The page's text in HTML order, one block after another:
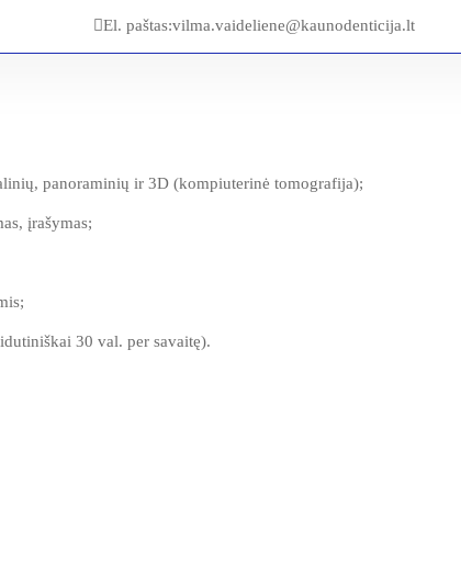
El. paštas:vilma.vaideliene@kaunodenticija.lt
panoraminių ir 3D (kompiuterinė tomografija);
įrašymas;
30 val. per savaitę).